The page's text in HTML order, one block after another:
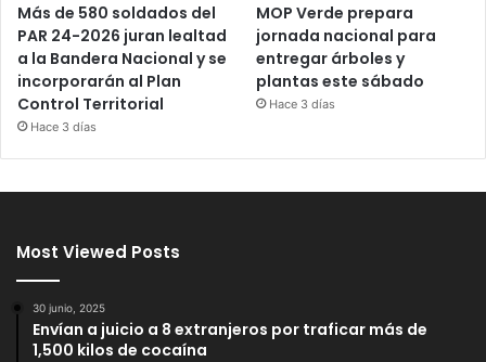
Más de 580 soldados del
PAR 24-2026 juran lealtad
a la Bandera Nacional y se
incorporarán al Plan
Control Territorial
Hace 3 días
MOP Verde prepara
jornada nacional para
entregar árboles y
plantas este sábado
Hace 3 días
Most Viewed Posts
30 junio, 2025
Envían a juicio a 8 extranjeros por traficar más de
1,500 kilos de cocaína